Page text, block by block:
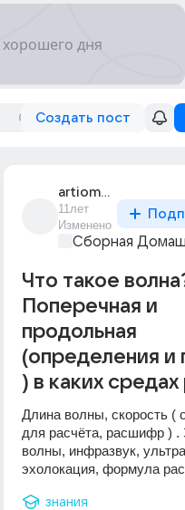
Создать пост
artiom_glushko_27
11лет
Изменено
Сборная
Что такое
Поперечная и
продольная
(определения
) в каких средах
Длина волны, скорость (
для расчёта, расшифр ) .
волны, инфразвук,
эхолокация, формула
знания